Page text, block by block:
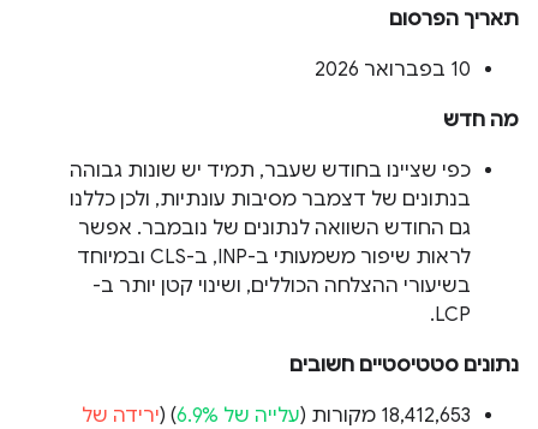
תאריך הפרסום
‫10 בפברואר 2026
מה חדש
כפי שציינו בחודש שעבר, תמיד יש שונות גבוהה
בנתונים של דצמבר מסיבות עונתיות, ולכן כללנו
גם החודש השוואה לנתונים של נובמבר. אפשר
לראות שיפור משמעותי ב-INP, ב-CLS ובמיוחד
בשיעורי ההצלחה הכוללים, ושינוי קטן יותר ב-
LCP.
נתונים סטטיסטיים חשובים
‫18,412,653 מקורות ( עלייה של 6.9% ) (ירידה של